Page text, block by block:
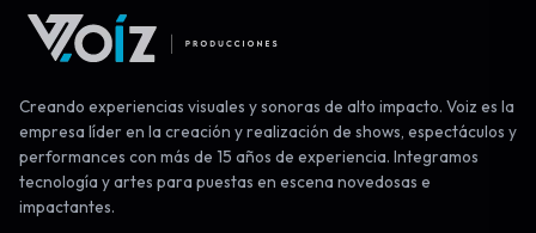
Creando experiencias visuales y sonoras de alto impacto. Voiz es la
empresa líder en la creación y realización de shows, espectáculos y
performances con más de 15 años de experiencia. Integramos
tecnología y artes para puestas en escena novedosas e
impactantes.